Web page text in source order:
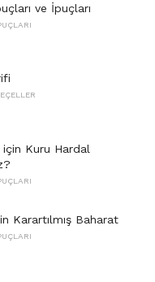
ve İpuçları
için Kuru Hardal
Karartılmış Baharat